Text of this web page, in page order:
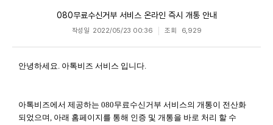
080무료수신거부 서비스 온라인 즉시 개통 안내
작성일 2022/05/23 00:36 조회 6,929
안녕하세요. 아톡비즈 서비스 입니다.
아톡비즈에서 제공하는 080무료수신거부 서비스의 개통이 전산화
되었으며, 아래 홈페이지를 통해 인증 및 개통을 바로 처리 할 수